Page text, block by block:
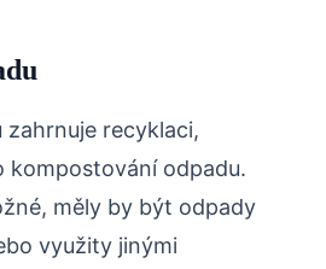
recyklaci,
kompostování odpadu.
měly by být odpady
využity jinými